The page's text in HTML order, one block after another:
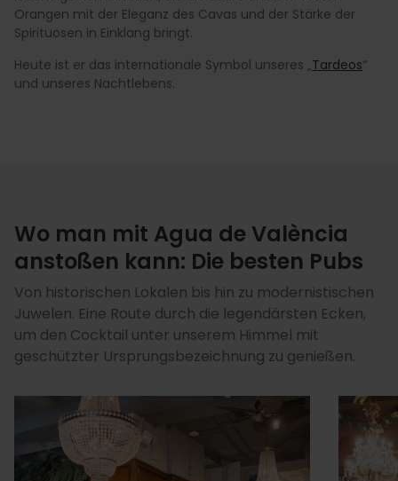
Orangen mit der Eleganz des Cavas und der Stärke der
Spirituosen in Einklang bringt.
Heute ist er das internationale Symbol unseres „Tardeos“
und unseres Nachtlebens.
Wo man mit Agua de València
anstoßen kann: Die besten Pubs
Von historischen Lokalen bis hin zu modernistischen
Juwelen. Eine Route durch die legendärsten Ecken,
um den Cocktail unter unserem Himmel mit
geschützter Ursprungsbezeichnung zu genießen.